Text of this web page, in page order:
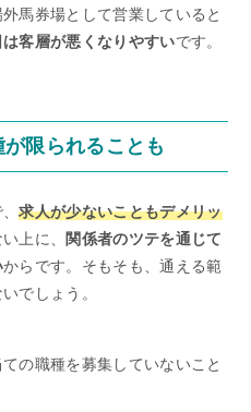
馬券場として営業していると
客層が悪くなりやすいです。
限られることも
、求人が少ないこともデメリッ
上に、
関係者のツテを通じて
からです。そもそも、通える範
でしょう。
の職種を募集していないこと